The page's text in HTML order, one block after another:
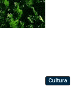
Cultura